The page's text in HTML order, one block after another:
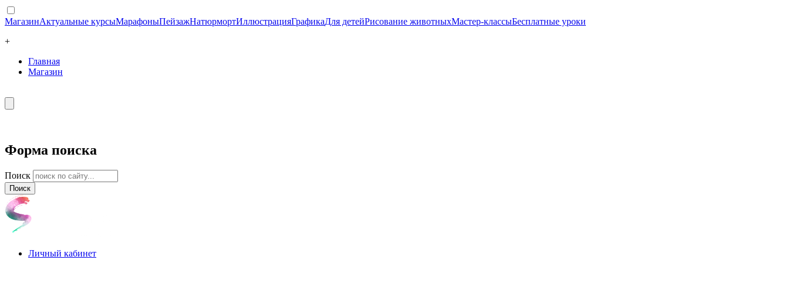
МагазинАктуальные курсыМарафоныПейзажНатюрмортИллюстрацияГрафикаДля детейРисование животныхМастер-классыБесплатные уроки
+
Главная
Магазин
Форма поиска
Поиск
Личный кабинет